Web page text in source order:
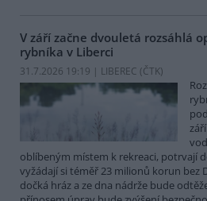
V září začne dvouletá rozsáhlá
rybníka v Liberci
31.7.2026 19:19 | LIBEREC (ČTK)
oblíbeným místem k rekreaci, potrvají
vyžádají si téměř 23 milionů korun bez
dočká hráz a ze dna nádrže bude